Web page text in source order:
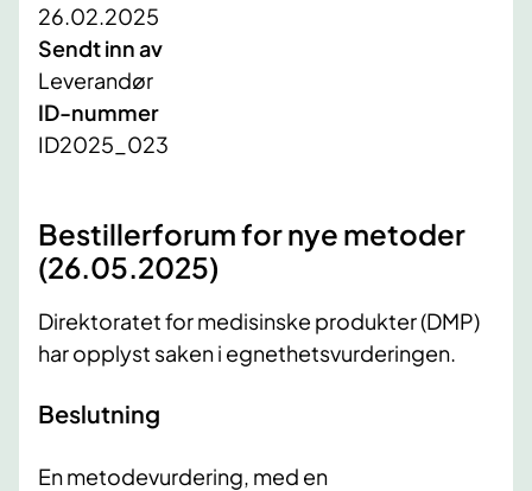
26.02.2025
Sendt inn av
Leverandør
ID-nummer
ID2025_023
Bestillerforum for nye metoder
(26.05.2025)
Direktoratet for medisinske produkter (DMP)
har opplyst saken i egnethetsvurderingen.
Beslutning
En metodevurdering, med en